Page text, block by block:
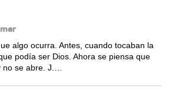
algo ocurra. Antes, cuando tocaban la
podía ser Dios. Ahora se piensa que
se abre. J.…